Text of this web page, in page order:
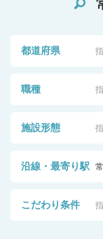
都道府県
職種
施設形態
沿線・最寄り駅
こだわり条件